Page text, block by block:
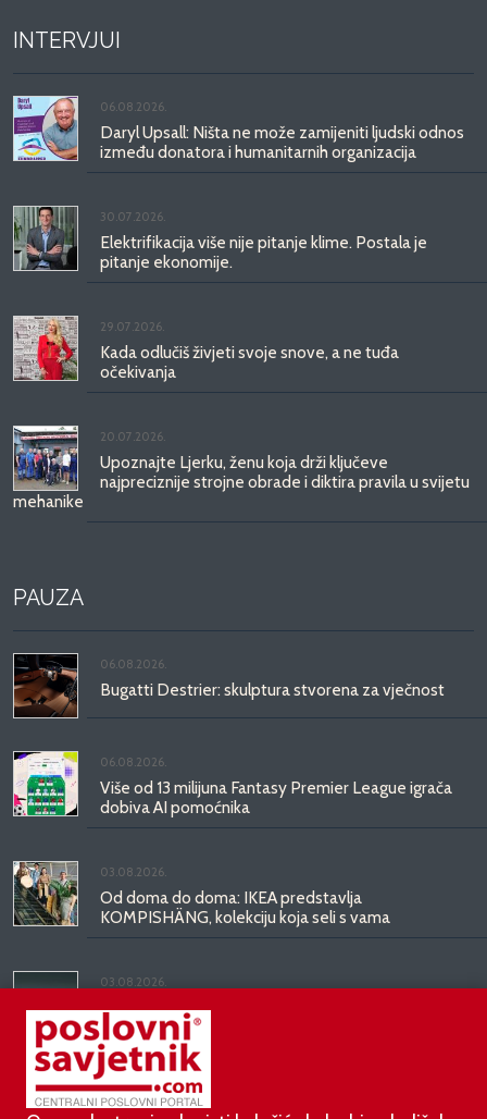
INTERVJUI
06.08.2026.
Daryl Upsall: Ništa ne može zamijeniti ljudski odnos
između donatora i humanitarnih organizacija
30.07.2026.
Elektrifikacija više nije pitanje klime. Postala je
pitanje ekonomije.
29.07.2026.
Kada odlučiš živjeti svoje snove, a ne tuđa
očekivanja
20.07.2026.
Upoznajte Ljerku, ženu koja drži ključeve
najpreciznije strojne obrade i diktira pravila u svijetu
mehanike
PAUZA
06.08.2026.
Bugatti Destrier: skulptura stvorena za vječnost
06.08.2026.
Više od 13 milijuna Fantasy Premier League igrača
dobiva AI pomoćnika
03.08.2026.
Od doma do doma: IKEA predstavlja
KOMPISHÄNG, kolekciju koja seli s vama
03.08.2026.
Kineski BYD predstavio luksuznu limuzinu veću od
Mercedesove S-klase, obećava domet do 1.000
kilometara